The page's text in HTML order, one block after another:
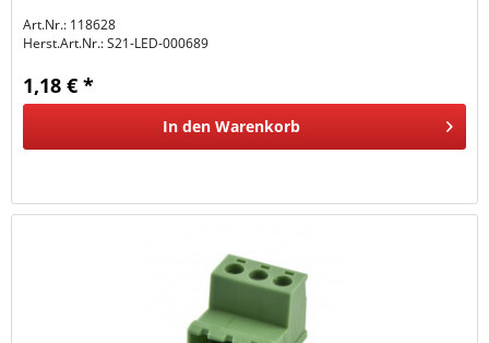
Art.Nr.: 118628
Herst.Art.Nr.:S21-LED-000689
1,18 € *
In den Warenkorb